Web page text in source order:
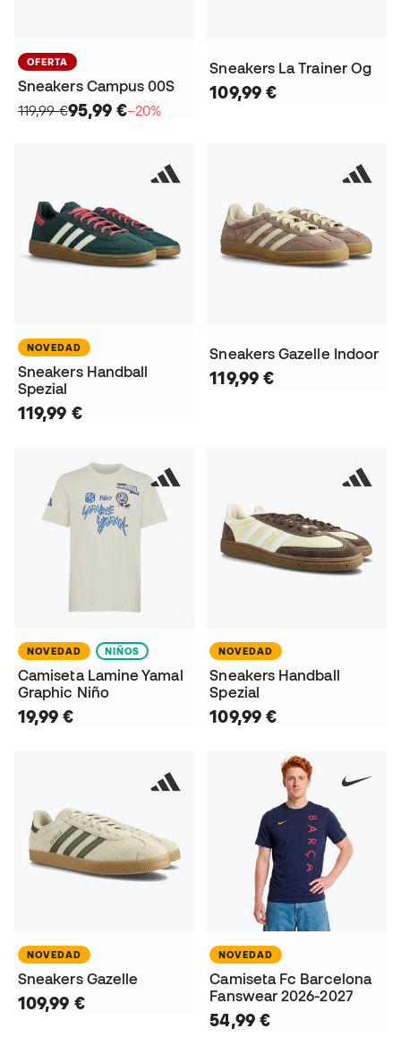
OFERTA
Sneakers Campus 00S
119,99 €95,99 €−20%
Sneakers La Trainer Og
109,99 €
NOVEDAD
Sneakers Handball
Spezial
119,99 €
Sneakers Gazelle Indoor
119,99 €
NOVEDAD NIÑOS
Camiseta Lamine Yamal
Graphic Niño
19,99 €
NOVEDAD
Sneakers Handball
Spezial
109,99 €
NOVEDAD
Sneakers Gazelle
109,99 €
NOVEDAD
Camiseta Fc Barcelona
Fanswear 2026-2027
54,99 €